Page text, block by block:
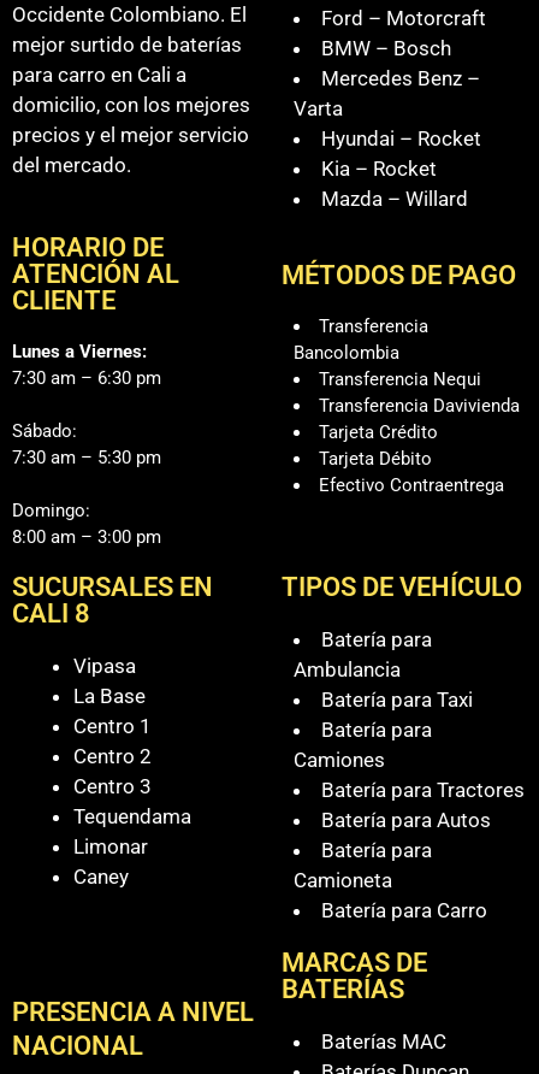
Occidente Colombiano. El
mejor surtido de baterías
para carro en Cali a
domicilio, con los mejores
precios y el mejor servicio
del mercado.
HORARIO DE
ATENCIÓN AL
CLIENTE
Lunes a Viernes:
7:30 am – 6:30 pm
Sábado:
7:30 am – 5:30 pm
Domingo:
8:00 am – 3:00 pm
Ford – Motorcraft
BMW – Bosch
Mercedes Benz –
Varta
Hyundai – Rocket
Kia – Rocket
Mazda – Willard
MÉTODOS DE PAGO
Transferencia
Bancolombia
Transferencia Nequi
Transferencia Davivienda
Tarjeta Crédito
Tarjeta Débito
Efectivo Contraentrega
SUCURSALES EN
CALI 8
Vipasa
La Base
Centro 1
Centro 2
Centro 3
Tequendama
Limonar
Caney
PRESENCIA A NIVEL
NACIONAL
TIPOS DE VEHÍCULO
Batería para
Ambulancia
Batería para Taxi
Batería para
Camiones
Batería para Tractores
Batería para Autos
Batería para
Camioneta
Batería para Carro
MARCAS DE
BATERÍAS
Baterías MAC